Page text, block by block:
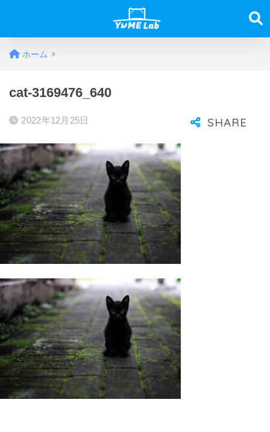
ホーム
cat-3169476_640
2022年12月25日